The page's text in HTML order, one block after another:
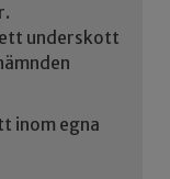
underskott
inom egna